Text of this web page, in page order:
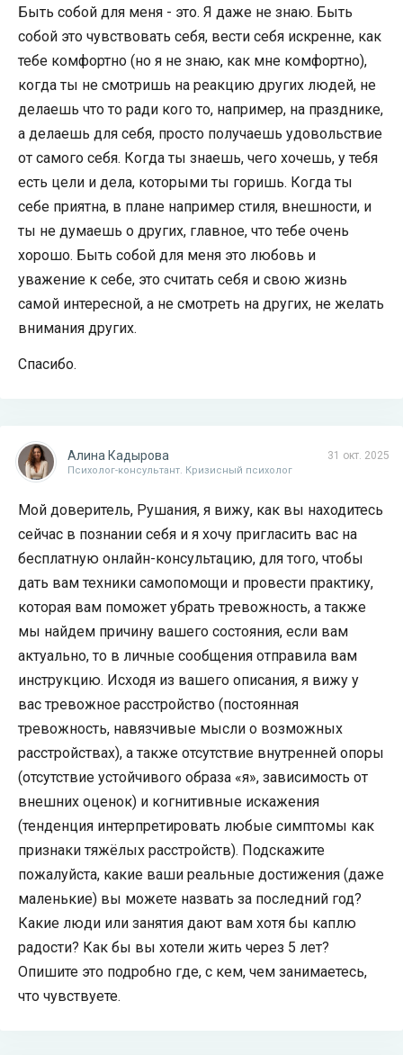
Быть собой для меня - это. Я даже не знаю. Быть
собой это чувствовать себя, вести себя искренне, как
тебе комфортно (но я не знаю, как мне комфортно),
когда ты не смотришь на реакцию других людей, не
делаешь что то ради кого то, например, на празднике,
а делаешь для себя, просто получаешь удовольствие
от самого себя. Когда ты знаешь, чего хочешь, у тебя
есть цели и дела, которыми ты горишь. Когда ты
себе приятна, в плане например стиля, внешности, и
ты не думаешь о других, главное, что тебе очень
хорошо. Быть собой для меня это любовь и
уважение к себе, это считать себя и свою жизнь
самой интересной, а не смотреть на других, не желать
внимания других.
Спасибо.
31 окт. 2025
Алина Кадырова
Психолог-консультант. Кризисный психолог
Мой доверитель, Рушания, я вижу, как вы находитесь
сейчас в познании себя и я хочу пригласить вас на
бесплатную онлайн-консультацию, для того, чтобы
дать вам техники самопомощи и провести практику,
которая вам поможет убрать тревожность, а также
мы найдем причину вашего состояния, если вам
актуально, то в личные сообщения отправила вам
инструкцию. Исходя из вашего описания, я вижу у
вас тревожное расстройство (постоянная
тревожность, навязчивые мысли о возможных
расстройствах), а также отсутствие внутренней опоры
(отсутствие устойчивого образа «я», зависимость от
внешних оценок) и когнитивные искажения
(тенденция интерпретировать любые симптомы как
признаки тяжёлых расстройств). Подскажите
пожалуйста, какие ваши реальные достижения (даже
маленькие) вы можете назвать за последний год?
Какие люди или занятия дают вам хотя бы каплю
радости? Как бы вы хотели жить через 5 лет?
Опишите это подробно где, с кем, чем занимаетесь,
что чувствуете.